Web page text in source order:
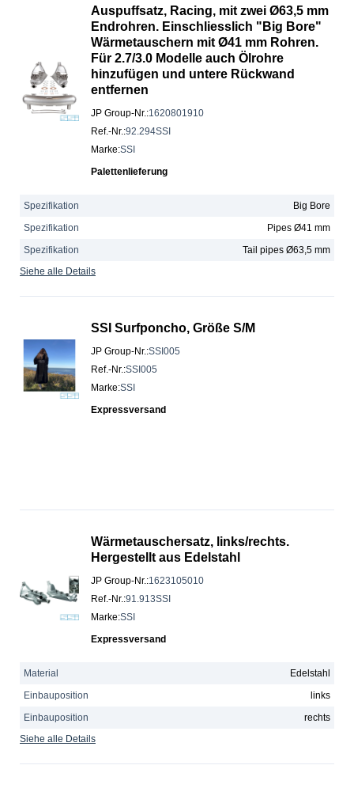
Auspuffsatz, Racing, mit zwei Ø63,5 mm
Endrohren. Einschliesslich "Big Bore"
Wärmetauschern mit Ø41 mm Rohren.
Für 2.7/3.0 Modelle auch Ölrohre
hinzufügen und untere Rückwand
entfernen
JP Group-Nr.:1620801910
Ref.-Nr.:92.294SSI
Marke:SSI
Palettenlieferung
Spezifikation
Big Bore
Spezifikation
Pipes Ø41 mm
Spezifikation
Tail pipes Ø63,5 mm
Siehe alle Details
SSI Surfponcho, Größe S/M
JP Group-Nr.:SSI005
Ref.-Nr.:SSI005
Marke:SSI
Expressversand
Wärmetauschersatz, links/rechts.
Hergestellt aus Edelstahl
JP Group-Nr.:1623105010
Ref.-Nr.:91.913SSI
Marke:SSI
Expressversand
Material
Edelstahl
Einbauposition
links
Einbauposition
rechts
Siehe alle Details